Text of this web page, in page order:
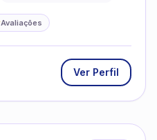
Avaliações
Ver Perfil